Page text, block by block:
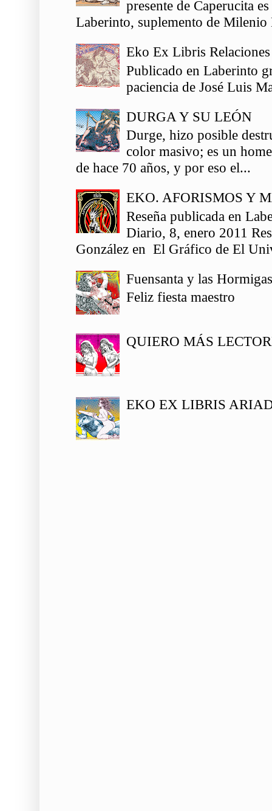
presente de Caperucita
Laberinto, suplemento de Milenio
Eko Ex Libris
Publicado en Laberinto
paciencia de José Luis
DURGA Y SU LEÓN
Durge, hizo posible
color masivo; es un
de hace 70 años, y por eso el...
EKO. AFORISMOS Y
Reseña publicada en
Diario, 8, enero 2011
González en El Gráfico de El
Fuensanta y las
Feliz fiesta maestro
QUIERO MÁS
EKO EX LIBRIS